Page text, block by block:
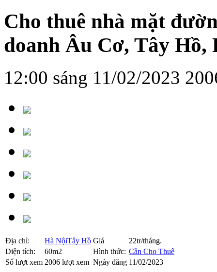
Cho thuê nhà mặt
doanh Âu Cơ, Tây Hồ,
12:00 sáng 11/02/2023
Địa chỉ: Hà NộiTây Hồ Giá
22tr/tháng.
Diện tích:
60m2 Hình thức: Cần Cho Thuê
Số lượt xem 2006 lượt xem Ngày đăng 11/02/2023